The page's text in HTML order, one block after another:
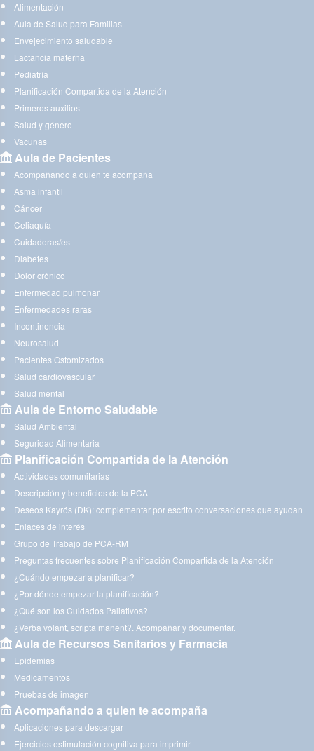
Alimentación
Aula de Salud para Familias
Envejecimiento saludable
Lactancia materna
Pediatría
Planificación Compartida de la Atención
Primeros auxilios
Salud y género
Vacunas
Aula de Pacientes
Acompañando a quien te acompaña
Asma infantil
Cáncer
Celiaquía
Cuidadoras/es
Diabetes
Dolor crónico
Enfermedad pulmonar
Enfermedades raras
Incontinencia
Neurosalud
Pacientes Ostomizados
Salud cardiovascular
Salud mental
Aula de Entorno Saludable
Salud Ambiental
Seguridad Alimentaria
Planificación Compartida de la Atención
Actividades comunitarias
Descripción y beneficios de la PCA
Deseos Kayrós (DK): complementar por escrito conversaciones que ayudan
Enlaces de interés
Grupo de Trabajo de PCA-RM
Preguntas frecuentes sobre Planificación Compartida de la Atención
¿Cuándo empezar a planificar?
¿Por dónde empezar la planificación?
¿Qué son los Cuidados Paliativos?
¿Verba volant, scripta manent?. Acompañar y documentar.
Aula de Recursos Sanitarios y Farmacia
Epidemias
Medicamentos
Pruebas de imagen
Acompañando a quien te acompaña
Aplicaciones para descargar
Ejercicios estimulación cognitiva para imprimir